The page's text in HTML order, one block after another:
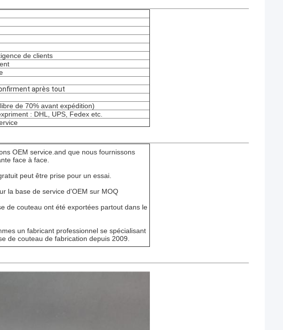
de clients
après tout
de 70% avant expédition)
: DHL, UPS, Fedex etc.
OEM service.and que nous fournissons
face à face.
peut être prise pour un essai.
la base de service d'OEM sur MOQ
de couteau ont été exportées partout dans le
un fabricant professionnel se spécialisant
de couteau de fabrication depuis 2009.